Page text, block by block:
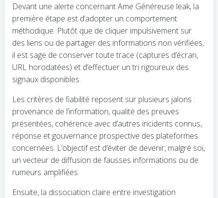
Devant une alerte concernant Ame Généreuse leak, la
première étape est d’adopter un comportement
méthodique. Plutôt que de cliquer impulsivement sur
des liens ou de partager des informations non vérifiées,
il est sage de conserver toute trace (captures d’écran,
URL horodatées) et d’effectuer un tri rigoureux des
signaux disponibles.
Les critères de fiabilité reposent sur plusieurs jalons :
provenance de l’information, qualité des preuves
présentées, cohérence avec d’autres incidents connus,
réponse et gouvernance prospective des plateformes
concernées. L’objectif est d’éviter de devenir, malgré soi,
un vecteur de diffusion de fausses informations ou de
rumeurs amplifiées.
Ensuite, la dissociation claire entre investigation